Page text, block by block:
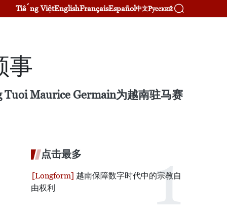
Tiếng ViệtEnglishFrançaisEspañol中文Русский
事
Maurice Germain为越南驻马赛
点击最多
越南保障数字时代中的宗教自
由权利